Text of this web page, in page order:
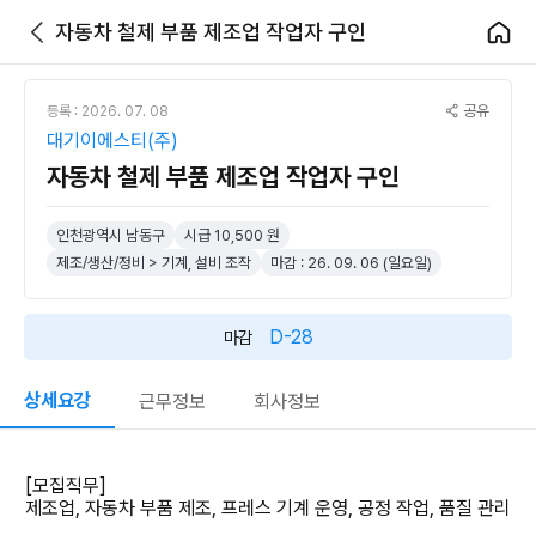
자동차 철제 부품 제조업 작업자 구인
등록 : 2026. 07. 08 공유
대기이에스티(주)
자동차 철제 부품 제조업 작업자 구인
인천광역시 남동구
시급 10,500 원
제조/생산/정비 > 기계, 설비 조작
마감 : 26. 09. 06 (일요일)
마감 D-28
상세요강 근무정보 회사정보
[모집직무]
제조업, 자동차 부품 제조, 프레스 기계 운영, 공정 작업, 품질 관리